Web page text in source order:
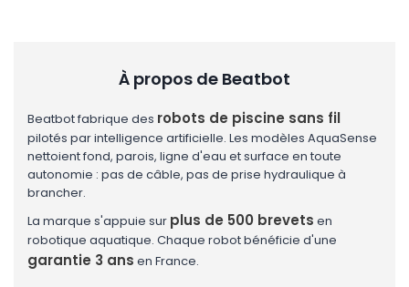
À propos de Beatbot
Beatbot fabrique des robots de piscine sans fil
pilotés par intelligence artificielle. Les modèles AquaSense
nettoient fond, parois, ligne d'eau et surface en toute
autonomie : pas de câble, pas de prise hydraulique à
brancher.
La marque s'appuie sur plus de 500 brevets en
robotique aquatique. Chaque robot bénéficie d'une
garantie 3 ans en France.